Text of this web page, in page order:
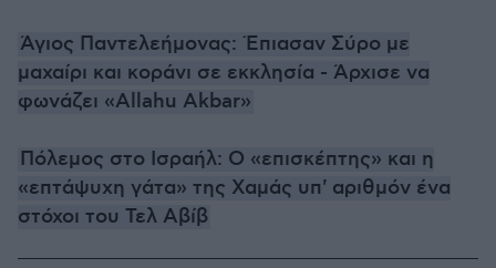
Άγιος Παντελεήμονας: Έπιασαν Σύρο με
μαχαίρι και κοράνι σε εκκλησία - Άρχισε να
φωνάζει «Allahu Akbar»
Πόλεμος στο Ισραήλ: Ο «επισκέπτης» και η
«επτάψυχη γάτα» της Χαμάς υπ' αριθμόν ένα
στόχοι του Τελ Αβίβ